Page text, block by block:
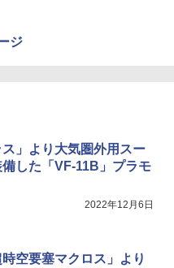
ジ
ス」より大気圏外用スー
した「VF-11B」プラモ
2022年12月6日
空要塞マクロス」より